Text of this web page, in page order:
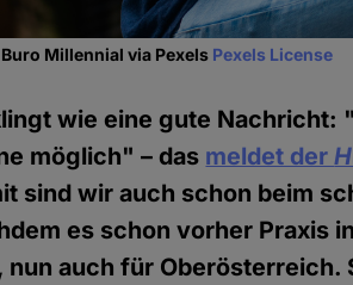
Millennial via Pexels Pexels License
wie eine gute
möglich" – das meldet der
sind wir auch schon beim
es schon vorher Praxis
nun auch für